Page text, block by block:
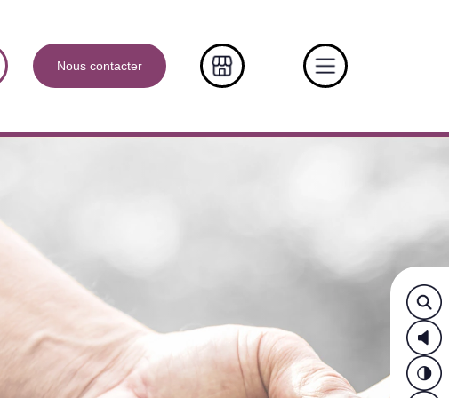
Nous contacter